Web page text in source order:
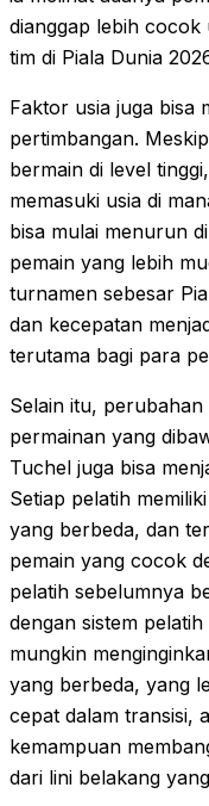
dianggap lebih
tim di Piala Dunia
Faktor usia juga bisa
pertimbangan.
bermain di level
memasuki usia di
bisa mulai menurun
pemain yang lebih
turnamen sebesar
dan kecepatan
terutama bagi para
Selain itu,
permainan yang
Tuchel juga bisa
Setiap pelatih
yang berbeda, dan
pemain yang cocok
pelatih sebelumnya
dengan sistem
mungkin
yang berbeda, yang
cepat dalam transisi,
kemampuan
dari lini belakang